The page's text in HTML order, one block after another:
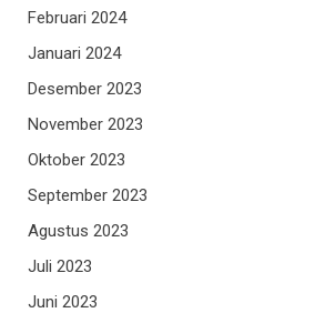
Februari 2024
Januari 2024
Desember 2023
November 2023
Oktober 2023
September 2023
Agustus 2023
Juli 2023
Juni 2023